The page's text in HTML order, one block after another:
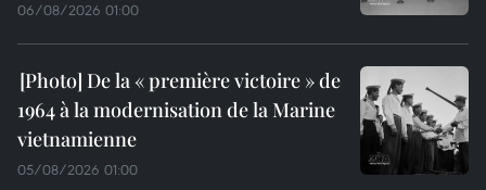
06/08/2026 01:00
De la « première victoire » de
1964 à la modernisation de la Marine
vietnamienne
05/08/2026 01:00